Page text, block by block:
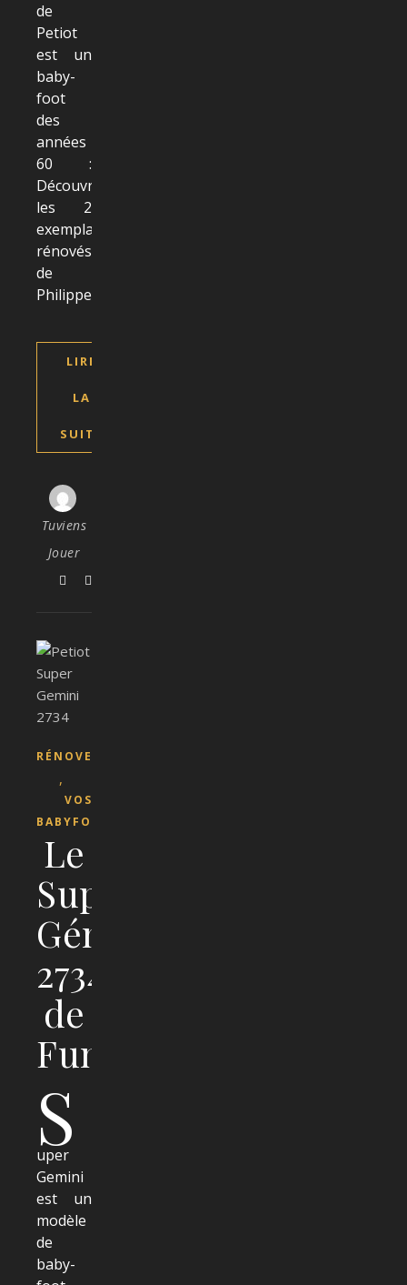
de
Petiot
est un
baby-
foot
des
années
60 :
Découvrez
les 2
exemplaires
rénovés
de
Philippe
LIRE
LA
SUITE
Tuviens
Jouer
RÉNOVER
,
VOS
BABYFOOTS
Le
Super
Gémini
2734
de
Funk
S
uper
Gemini
est un
modèle
de
baby-